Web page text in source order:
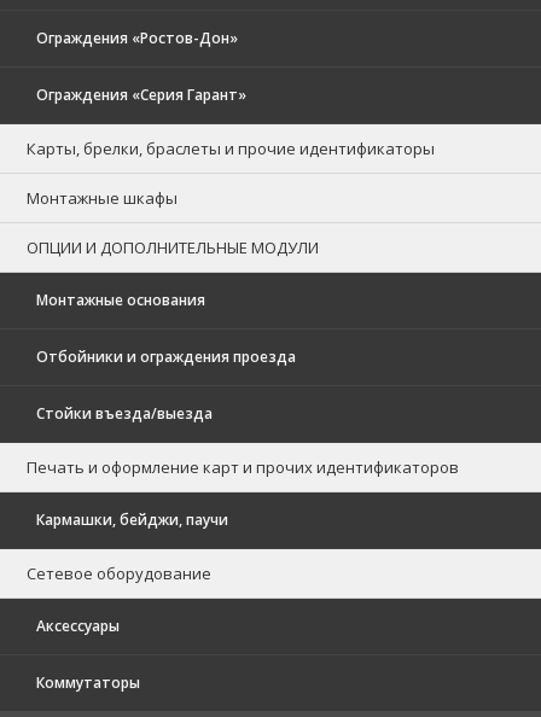
Ограждения «Ростов-Дон»
Ограждения «Серия Гарант»
Карты, брелки, браслеты и прочие идентификаторы
Монтажные шкафы
ОПЦИИ И ДОПОЛНИТЕЛЬНЫЕ МОДУЛИ
Монтажные основания
Отбойники и ограждения проезда
Стойки въезда/выезда
Печать и оформление карт и прочих идентификаторов
Кармашки, бейджи, паучи
Сетевое оборудование
Аксессуары
Коммутаторы